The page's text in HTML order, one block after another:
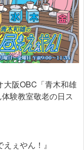
大阪OBC「青木和雄
験教室敬老の日ス
ぇやん！』